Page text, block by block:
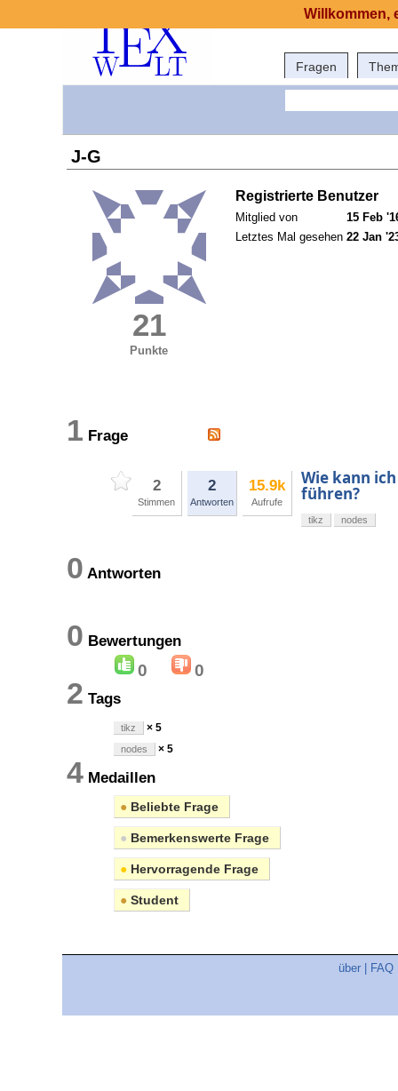
Fragen
J-G
21
Punkte
Registrierte Benutzer
Mitglied von
15 Feb
Letztes Mal gesehen 22 Jan
1 Frage
2
Stimmen
2
Antworten
15.9k
Aufrufe
Wie kann
führen?
tikz nodes
0 Antworten
0 Bewertungen
0 0
2 Tags
tikz × 5
nodes × 5
4 Medaillen
● Beliebte Frage
● Bemerkenswerte Frage
● Hervorragende Frage
● Student
über FAQ
Willkommen,